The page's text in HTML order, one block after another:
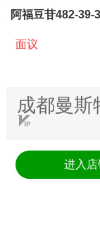
阿福豆苷482-39-
面议
成都曼斯
进入店